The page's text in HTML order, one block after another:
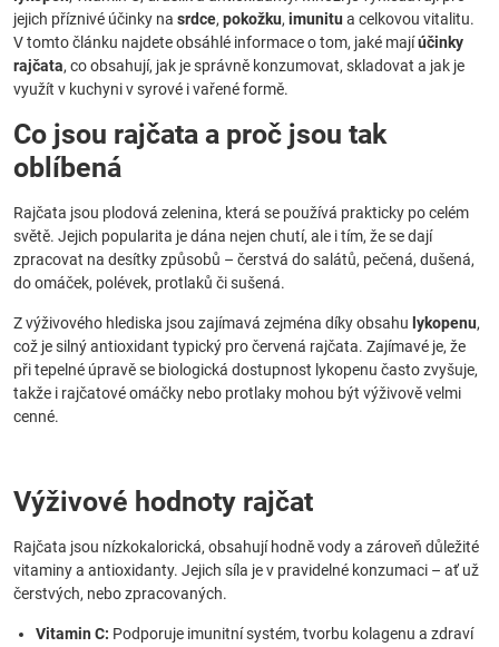
jejich příznivé účinky na srdce, pokožku, imunitu a celkovou vitalitu.
V tomto článku najdete obsáhlé informace o tom, jaké majíúčinky
rajčata, co obsahují, jak je správně konzumovat, skladovat a jak je
využít v kuchyni v syrové i vařené formě.
Co jsou rajčata a proč jsou tak
oblíbená
Rajčata jsou plodová zelenina, která se používá prakticky po celém
světě. Jejich popularita je dána nejen chutí, ale i tím, že se dají
zpracovat na desítky způsobů – čerstvá do salátů, pečená, dušená,
do omáček, polévek, protlaků či sušená.
Z výživového hlediska jsou zajímavá zejména díky obsahu lykopenu,
což je silný antioxidant typický pro červená rajčata. Zajímavé je, že
při tepelné úpravě se biologická dostupnost lykopenu často zvyšuje,
takže i rajčatové omáčky nebo protlaky mohou být výživově velmi
cenné.
Výživové hodnoty rajčat
Rajčata jsou nízkokalorická, obsahují hodně vody a zároveň důležité
vitaminy a antioxidanty. Jejich síla je v pravidelné konzumaci – ať už
čerstvých, nebo zpracovaných.
Vitamin C: Podporuje imunitní systém, tvorbu kolagenu a zdraví